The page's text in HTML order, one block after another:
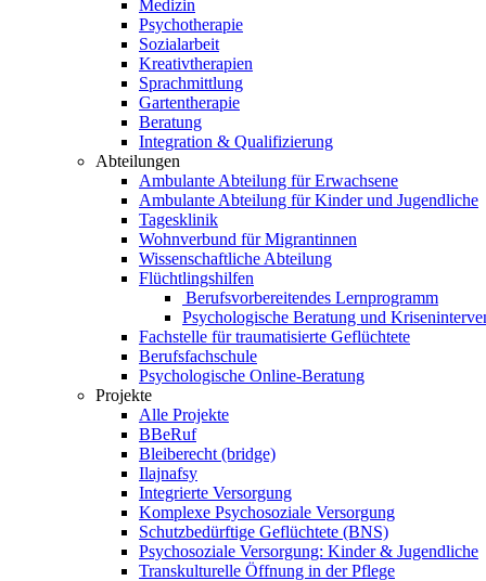
Medizin
Psychotherapie
Sozialarbeit
Kreativtherapien
Sprachmittlung
Gartentherapie
Beratung
Integration & Qualifizierung
Abteilungen
Ambulante Abteilung für Erwachsene
Ambulante Abteilung für Kinder und Jugendliche
Tagesklinik
Wohnverbund für Migrantinnen
Wissenschaftliche Abteilung
Flüchtlingshilfen
Berufsvorbereitendes Lernprogramm
Psychologische Beratung und
Fachstelle für traumatisierte Geflüchtete
Berufsfachschule
Psychologische Online-Beratung
Projekte
Alle Projekte
BBeRuf
Bleiberecht (bridge)
Ilajnafsy
Integrierte Versorgung
Komplexe Psychosoziale Versorgung
Schutzbedürftige Geflüchtete (BNS)
Psychosoziale Versorgung: Kinder & Jugendliche
Transkulturelle Öffnung in der Pflege